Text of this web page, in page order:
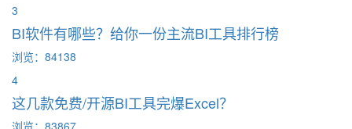
3
BI软件有哪些？给你一份主流BI工具排行榜
浏览：84138
4
这几款免费/开源BI工具完爆Excel？